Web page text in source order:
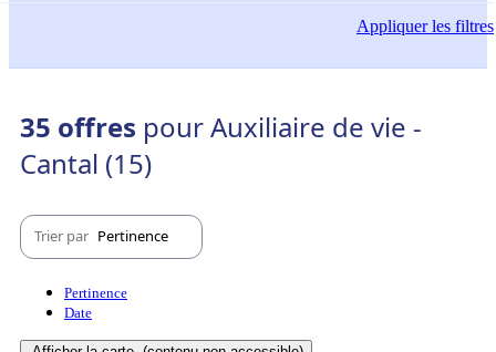
Appliquerles filtres
35 offres pour Auxiliaire de vie -
Cantal (15)
Trier par Pertinence
Pertinence
Date